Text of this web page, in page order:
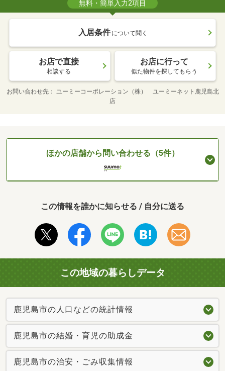
無料・簡単入力2項目
入居条件 について聞く
お店で直接
相談する
お店に行って
似た物件を探してもらう
お問い合わせ先
ユーミーコーポレーション（株） ユーミーネット鹿児島北
店
ほかの店舗から問い合わせる（5件）
この情報を誰かに知らせる / 自分に送る
この地域の暮らしデータ
鹿児島市の人口などの統計情報
鹿児島市の結婚・育児の助成金
鹿児島市の治安・ごみ収集情報